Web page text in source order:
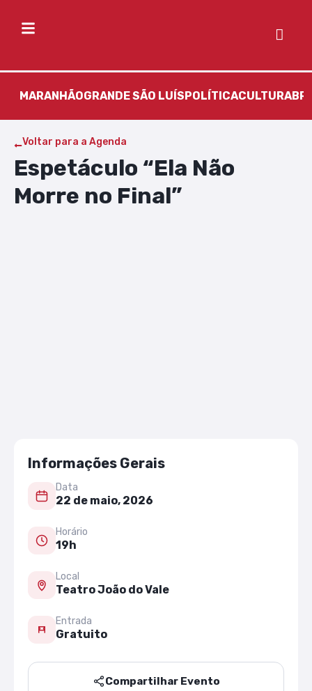
MARANHÃOGRANDE SÃO LUÍSPOLÍTICACULTURA
Voltar para a Agenda
Espetáculo “Ela Não
Morre no Final”
Informações Gerais
Data
22 de maio, 2026
Horário
19h
Local
Teatro João do Vale
Entrada
Gratuito
Compartilhar Evento